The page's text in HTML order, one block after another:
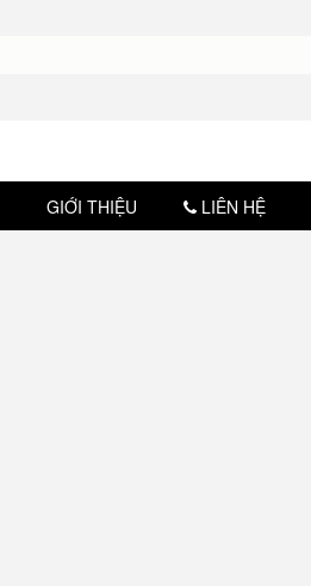
GIỚI THIỆU LIÊN HỆ